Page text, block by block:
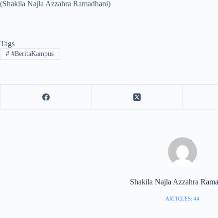
(Shakila Najla Azzahra Ramadhani)
Tags
##BeritaKampus
Shakila Najla Azzahra
ARTICLES: 44